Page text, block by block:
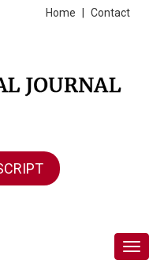
Contact
Home